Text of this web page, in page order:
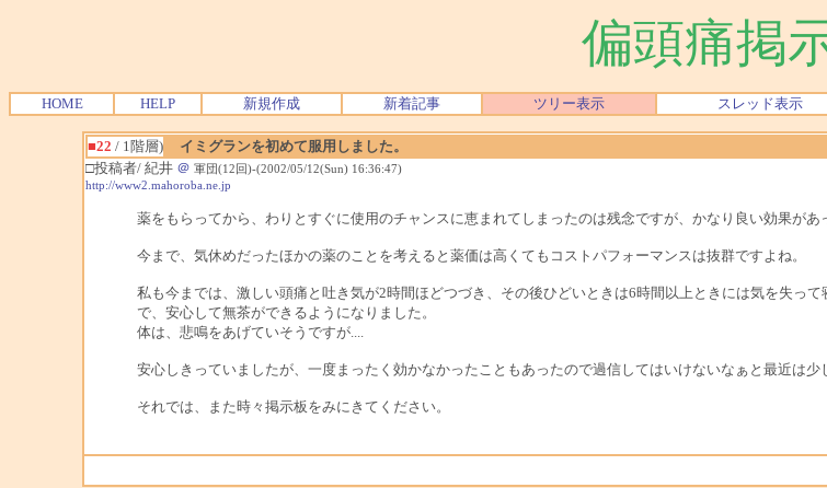
偏頭痛掲
HOME HELP 新規作成 新着記事 ツリー表示 スレッド表示
■22 / 1階層)
イミグランを初めて服用しました。
□投稿者/ 紀井 ＠ 軍団(12回)-(2002/05/12(Sun) 16:36:47)
http://www2.mahoroba.ne.jp
薬をもらってから、わりとすぐに使用のチャンスに恵まれてしまったのは残念ですが、かなり良い効果があ
今まで、気休めだったほかの薬のことを考えると薬価は高くてもコストパフォーマンスは抜群ですよね。
私も今までは、激しい頭痛と吐き気が2時間ほどつづき、その後ひどいときは6時間以上ときには気を失っ
で、安心して無茶ができるようになりました。
体は、悲鳴をあげていそうですが....
安心しきっていましたが、一度まったく効かなかったこともあったので過信してはいけないなぁと最近は少
それでは、また時々掲示板をみにきてください。